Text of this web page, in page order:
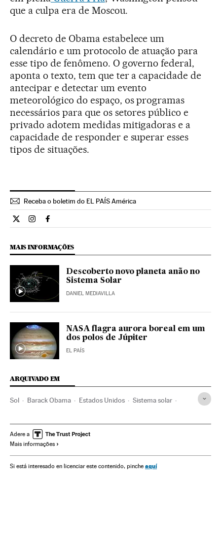
que a culpa era de Moscou.
O decreto de Obama estabelece um
calendário e um protocolo de atuação para
esse tipo de fenômeno. O governo federal,
aponta o texto, tem que ter a capacidade de
antecipar e detectar um evento
meteorológico do espaço, os programas
necessários para que os setores público e
privado adotem medidas mitigadoras e a
capacidade de responder e superar esses
tipos de situações.
Receba o boletim do EL PAÍS América
Ciencia El País Brasil en Twitter
Ciencia El País Brasil en Instagram
Ciencia El País Brasil en Facebook
MAIS INFORMAÇÕES
Descoberto novo planeta anão no
Sistema Solar
DANIEL MEDIAVILLA
NASA flagra aurora boreal em um
dos polos de Júpiter
EL PAÍS
ARQUIVADO EM
Sol Barack Obama Estados Unidos Sistema solar
Ciência
Adere a
Mais informações
Si está interesado en licenciar este contenido, pinche aquí